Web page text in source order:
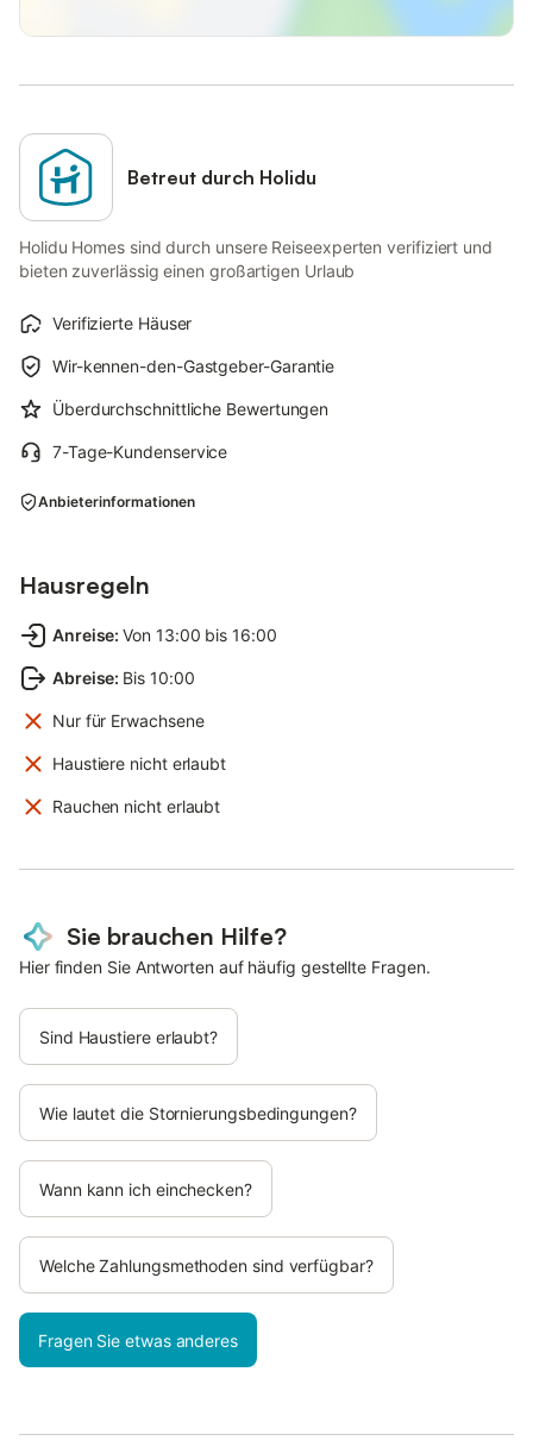
Betreut durch Holidu
Holidu Homes sind durch unsere Reiseexperten verifiziert und
bieten zuverlässig einen großartigen Urlaub
Verifizierte Häuser
Wir-kennen-den-Gastgeber-Garantie
Überdurchschnittliche Bewertungen
7-Tage-Kundenservice
Anbieterinformationen
Hausregeln
Anreise: Von 13:00 bis 16:00
Abreise: Bis 10:00
Nur für Erwachsene
Haustiere nicht erlaubt
Rauchen nicht erlaubt
Sie brauchen Hilfe?
Hier finden Sie Antworten auf häufig gestellte Fragen.
Sind Haustiere erlaubt?
Wie lautet die Stornierungsbedingungen?
Wann kann ich einchecken?
Welche Zahlungsmethoden sind verfügbar?
Fragen Sie etwas anderes